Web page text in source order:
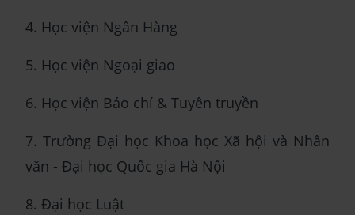
4. Học viện Ngân Hàng
5. Học viện Ngoại giao
6. Học viện Báo chí & Tuyên truyền
7. Trường Đại học Khoa học Xã hội và Nhân
văn - Đại học Quốc gia Hà Nội
8. Đại học Luật